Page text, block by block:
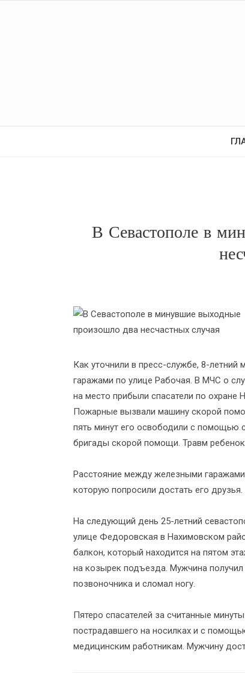
В Севастополе в
Как уточнили в пресс-службе, 8-
гаражами по улице Рабочая. В МЧС о
на место прибыли спасатели по охране
Пожарные вызвали машину скорой
пять минут его освободили с помощью
бригады скорой помощи. Травм
Расстояние между железными
которую попросили достать его друзья.
На следующий день 25-летний
улице Федоровская в Нахимовском
балкон, который находится на пятом
на козырек подъезда. Мужчина
позвоночника и сломал ногу.
Пятеро спасателей за считанные
пострадавшего на носилках и с
медицинским работникам. Мужчину